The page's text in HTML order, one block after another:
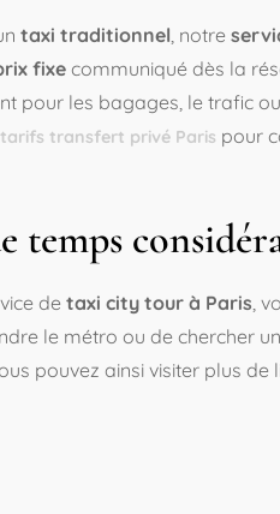
taxi traditionnel, notre
fixe communiqué dès la
pour les bagages, le trafic
tarifs transfert privé Paris pour
temps
de taxi city tour à Paris ,
le métro ou de chercher
pouvez ainsi visiter plus de